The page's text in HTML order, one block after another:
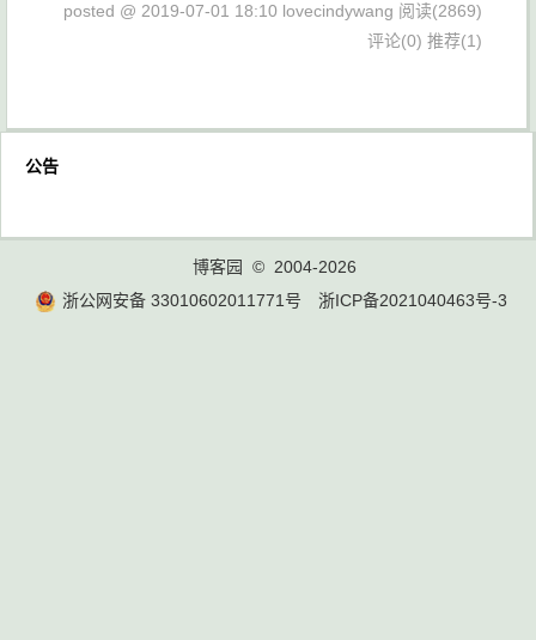
posted @ 2019-07-01 18:10 lovecindywang 阅读(2869)
评论(0) 推荐(1)
公告
博客园
© 2004-2026
浙公网安备 33010602011771号
浙ICP备2021040463号-3